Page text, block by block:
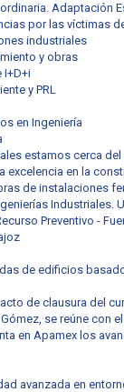
Adaptación
por las víctimas
industriales
y obras
I+D+i
y PRL
en Ingeniería
estamos cerca
excelencia en la
de instalaciones
Industriales.
Preventivo -
de edificios
de clausura del
se reúne con
en Apamex los
avanzada en